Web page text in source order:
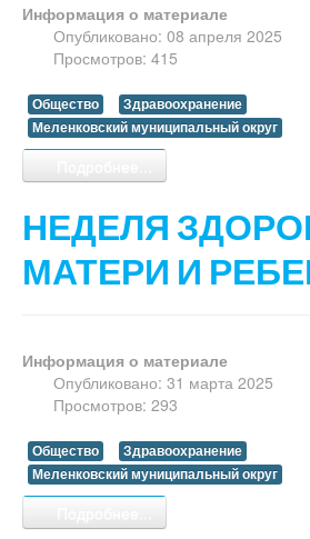
Информация о материале
Опубликовано: 08 апреля 2025
Просмотров: 415
Общество
Здравоохранение
Меленковский муниципальный округ
НЕДЕЛЯ
МАТЕРИ И
Информация о материале
Опубликовано: 31 марта 2025
Просмотров: 293
Общество
Здравоохранение
Меленковский муниципальный округ